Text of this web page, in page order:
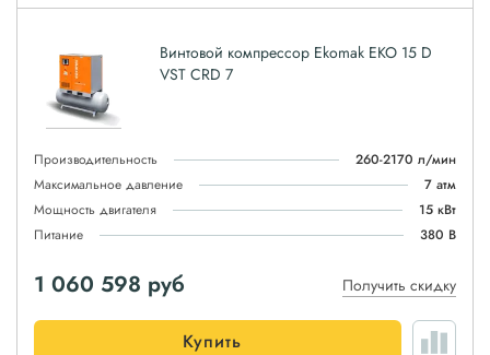
Винтовой компрессор Ekomak EKO 15 D
VST CRD 7
Производительность
260-2170 л/мин
Максимальное давление
7 атм
Мощность двигателя
15 кВт
Питание
380 В
1 060 598 руб Получить скидку
Купить